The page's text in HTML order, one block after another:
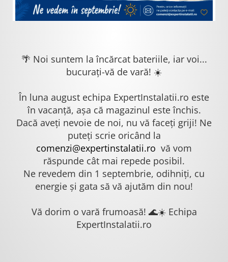
🌴 Noi suntem la încărcat bateriile, iar voi...
bucurați-vă de vară! ☀️
În luna august echipa ExpertInstalatii.ro este
în vacanță, așa că magazinul este închis.
Dacă aveți nevoie de noi, nu vă faceți griji! Ne
puteți scrie oricând la
comenzi@expertinstalatii.ro vă vom
răspunde cât mai repede posibil.
Ne revedem din 1 septembrie, odihniți, cu
energie și gata să vă ajutăm din nou!
Vă dorim o vară frumoasă! 🌊☀️ Echipa
ExpertInstalatii.ro